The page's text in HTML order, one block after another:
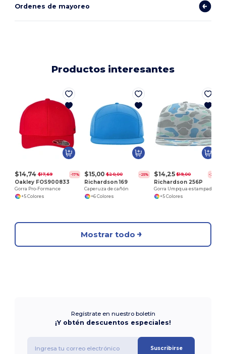
Ordenes de mayoreo
Productos interesantes
$14,74 $17,69 -17%
Oakley FOS900833
Gorra Pro-Formance
+5 Colores
$15,00 $20,00 -25%
Richardson 169
Caperuza de cañón
+6 Colores
$14,25 $19,00 -25%
Richardson 256P
Gorra Umpqua estampada
+5 Colores
Mostrar todo
Regístrate en nuestro boletín
¡Y obtén descuentos especiales!
Suscribirse